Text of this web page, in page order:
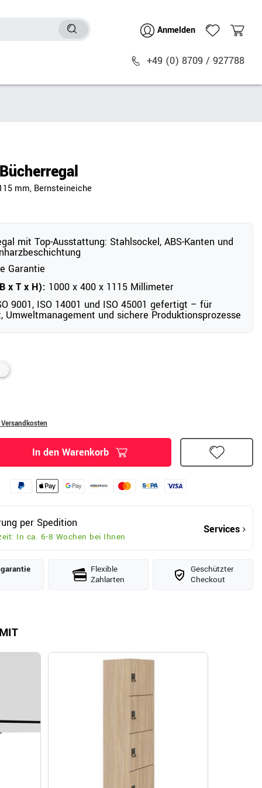
Anmelden
+49 (0) 8709 / 927788
Polstermöbel
Barhocker
mm, Bernsteineiche
mit Top-Ausstattung: Stahlsockel, ABS-Kanten und
Garantie
x T x H): 1000 x 400 x 1115 Millimeter
9001, ISO 14001 und ISO 45001 gefertigt – für
Umweltmanagement und sichere Produktionsprozesse
In den Warenkorb
per Spedition
In ca. 6-8 Wochen bei Ihnen
Services
Flexible
Zahlarten
Geschützter
Checkout